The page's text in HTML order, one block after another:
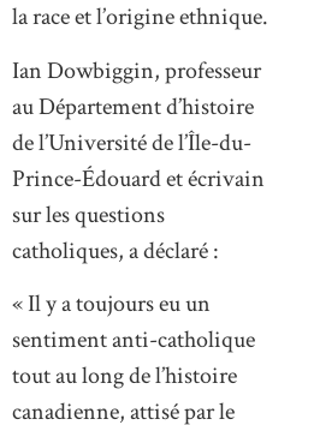
la race et l’origine ethnique.
Ian Dowbiggin, professeur
au Département d’histoire
de l’Université de l’Île-du-
Prince-Édouard et écrivain
sur les questions
catholiques, a déclaré :
« Il y a toujours eu un
sentiment anti-catholique
tout au long de l’histoire
canadienne, attisé par le